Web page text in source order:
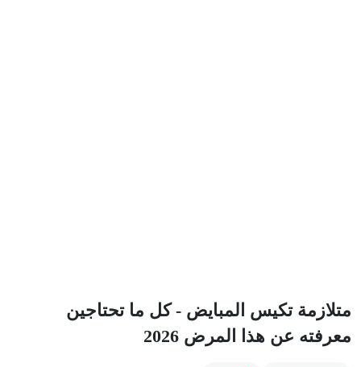
المبايض - كل ما تحتاجين
المرض 2026